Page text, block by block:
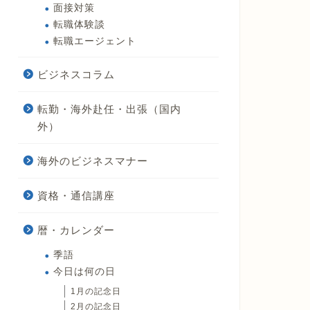
面接対策
転職体験談
転職エージェント
ビジネスコラム
転勤・海外赴任・出張（国内
外）
海外のビジネスマナー
資格・通信講座
暦・カレンダー
季語
今日は何の日
1月の記念日
2月の記念日